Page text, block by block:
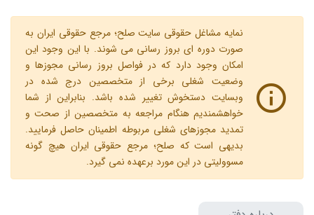
نمایه مشاغل حقوقی سایت صلح؛ مرجع حقوقی ایران به
صورت دوره ای بروز رسانی می شوند. با این وجود این
امکان وجود دارد که در فواصل بروز رسانی مجوزها و
وضعیت شغلی برخی از متخصصین درج شده در
وبسایت دستخوش تغییر شده باشد. بنابراین از شما
خواهشمندیم هنگام مراجعه به متخصصین از صحت و
تمدید مجوزهای شغلی مربوطه اطمینان حاصل فرمایید.
بدیهی است که صلح؛ مرجع حقوقی ایران هیچ گونه
مسوولیتی در این مورد برعهده نمی گیرد.